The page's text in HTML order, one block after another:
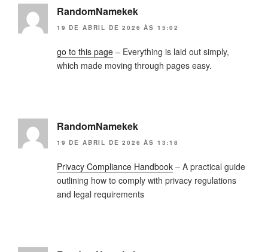
RandomNamekek
19 DE ABRIL DE 2026 ÀS 15:02
go to this page – Everything is laid out simply,
which made moving through pages easy.
RandomNamekek
19 DE ABRIL DE 2026 ÀS 13:18
Privacy Compliance Handbook – A practical guide
outlining how to comply with privacy regulations
and legal requirements